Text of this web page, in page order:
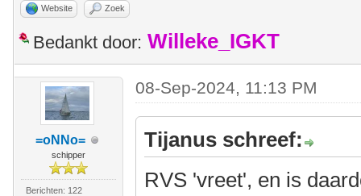
Website Zoek
Bedankt door: Willeke_IGKT
=oNNo=
schipper
Berichten: 122
08-Sep-2024, 11:13 PM
Tijanus schreef:
RVS 'vreet', en is